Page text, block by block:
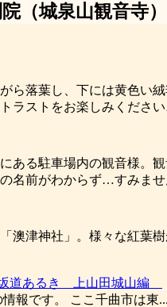
（城泉山観音寺）
ら落葉し、下には黄色い
ラストをお楽しみください
ある駐車場内の観音様。
名前がわからず…すみませ
澳津神社」。様々な紅葉
道あるき 上山田城山編
報です。 ここ千曲市は東...